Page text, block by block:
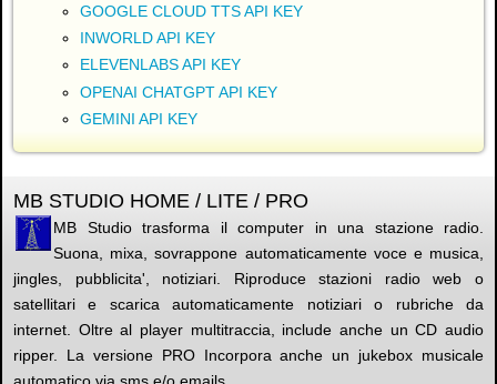
GOOGLE CLOUD TTS API KEY
INWORLD API KEY
ELEVENLABS API KEY
OPENAI CHATGPT API KEY
GEMINI API KEY
MB STUDIO HOME / LITE / PRO
MB Studio trasforma il computer in una stazione radio.
Suona, mixa, sovrappone automaticamente voce e musica,
jingles, pubblicita', notiziari. Riproduce stazioni radio web o
satellitari e scarica automaticamente notiziari o rubriche da
internet. Oltre al player multitraccia, include anche un CD audio
ripper. La versione PRO Incorpora anche un jukebox musicale
automatico via sms e/o emails.